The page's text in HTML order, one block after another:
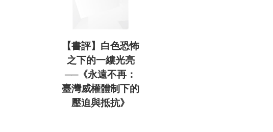
【書評】白色恐怖
之下的一縷光亮
──《永遠不再：
臺灣威權體制下的
壓迫與抵抗》